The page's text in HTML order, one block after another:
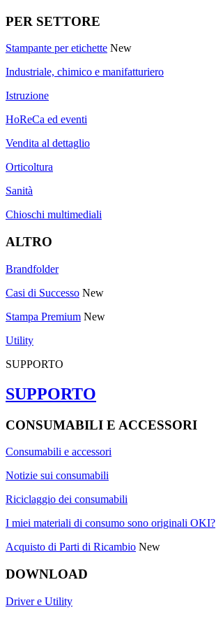
PER SETTORE
Stampante per etichette New
Industriale, chimico e manifatturiero
Istruzione
HoReCa ed eventi
Vendita al dettaglio
Orticoltura
Sanità
Chioschi multimediali
ALTRO
Brandfolder
Casi di Successo New
Stampa Premium New
Utility
SUPPORTO
SUPPORTO
CONSUMABILI E ACCESSORI
Consumabili e accessori
Notizie sui consumabili
Riciclaggio dei consumabili
I miei materiali di consumo sono originali OKI?
Acquisto di Parti di Ricambio New
DOWNLOAD
Driver e Utility